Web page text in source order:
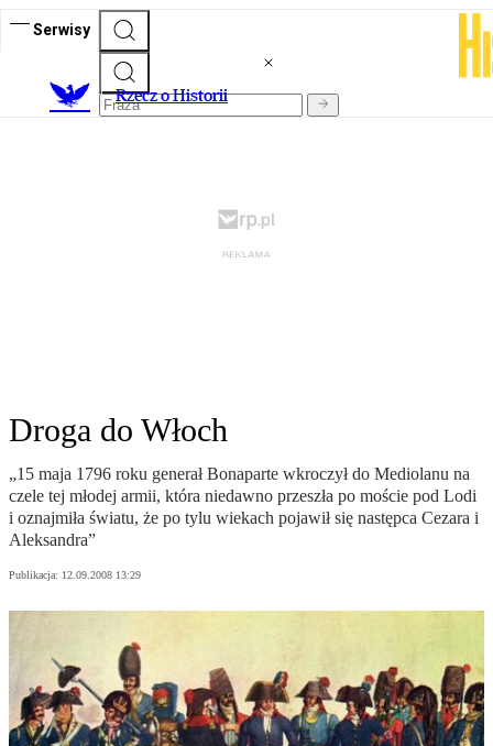
Serwisy
Rzecz o Historii
Droga do Włoch
„15 maja 1796 roku generał Bonaparte wkroczył do Mediolanu na
czele tej młodej armii, która niedawno przeszła po moście pod Lodi
i oznajmiła światu, że po tylu wiekach pojawił się następca Cezara i
Aleksandra”
Publikacja: 12.09.2008 13:29